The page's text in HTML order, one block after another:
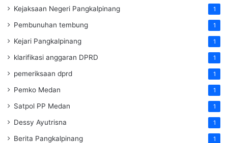
Kejaksaan Negeri Pangkalpinang 1
Pembunuhan tembung 1
Kejari Pangkalpinang 1
klarifikasi anggaran DPRD 1
pemeriksaan dprd 1
Pemko Medan 1
Satpol PP Medan 1
Dessy Ayutrisna 1
Berita Pangkalpinang 1